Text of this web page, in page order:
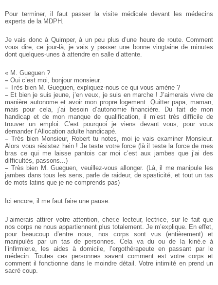
Pour terminer, il faut passer la visite médicale devant les médecins
experts de la MDPH.
Je vais donc à Quimper, à un peu plus d’une heure de route. Comment
vous dire, ce jour-là, je vais y passer une bonne vingtaine de minutes
dont quelques-unes à attendre en salle d’attente.
« M. Gueguen ?
– Oui c’est moi, bonjour monsieur.
– Très bien M. Gueguen, expliquez-nous ce qui vous amène ?
– Et bien je suis jeune, j’en veux, je suis en marche ! J’aimerais vivre de
manière autonome et avoir mon propre logement. Quitter papa, maman,
mais pour cela, j’ai besoin d’autonomie financière. Du fait de mon
handicap et de mon manque de qualification, il m’est très difficile de
trouver un emploi. C’est pourquoi je viens devant vous, pour vous
demander l’Allocation adulte handicapé.
– Très bien Monsieur, Robert tu notes, moi je vais examiner Monsieur.
Alors vous résistez hein ! Je teste votre force (là il teste la force de mes
bras ce qui me laisse pantois car moi c’est aux jambes que j’ai des
difficultés, passons...)
– Très bien M. Gueguen, veuillez-vous allonger. (Là, il me manipule les
jambes dans tous les sens, parle de raideur, de spasticité, et tout un tas
de mots latins que je ne comprends pas)
Ici encore, il me faut faire une pause.
J’aimerais attirer votre attention, cher.e lecteur, lectrice, sur le fait que
nos corps ne nous appartiennent plus totalement. Je m’explique. En effet,
pour beaucoup d’entre nous, nos corps sont vus (entièrement) et
manipulés par un tas de personnes. Cela va du ou de la kiné.e à
l’infirmier.e, les aides à domicile, l’ergothérapeute en passant par le
médecin. Toutes ces personnes savent comment est votre corps et
comment il fonctionne dans le moindre détail. Votre intimité en prend un
sacré coup.